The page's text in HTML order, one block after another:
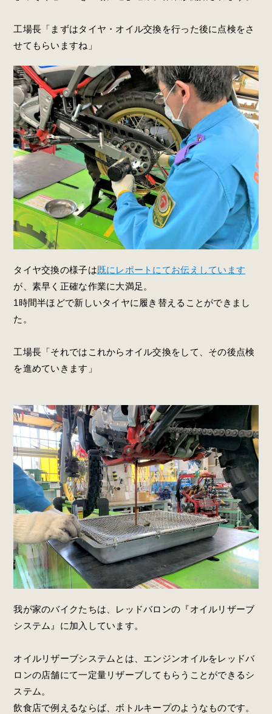
工場長「まずはタイヤ・オイル交換を行った後に点検をさ
せてもらいますね」
タイヤ交換の様子は既にレポートにてお伝えしています
が、素早く正確な作業に大満足。
1時間半ほどで新しいタイヤに履き替えることができまし
た。
工場長「それではこれからオイル交換をして、その後点検
を進めていきます」
我が家のバイクたちは、レッドバロンの『オイルリザーブ
システム』に加入しています。
オイルリザーブシステムとは、エンジンオイルをレッドバ
ロンの店舗にて一定量リザーブしてもらうことができるシ
ステム。
飲食店で例えるならば、ボトルキープのようなものです。